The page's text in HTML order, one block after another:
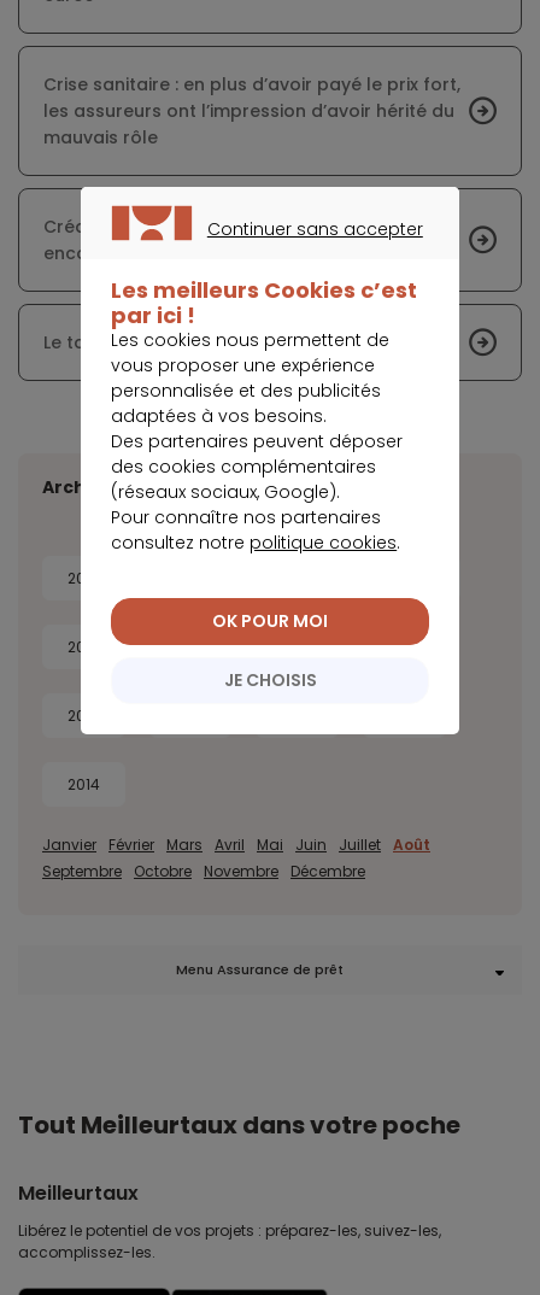
Crise sanitaire : en plus d’avoir payé le prix fort,
les assureurs ont l’impression d’avoir hérité du
mauvais rôle
Crédit immobilier : il est possible d’économiser
encore plus
Le taux immobilier repart à la baisse
Archives
2026
2022 2021 2020 2019
2018
2014
Janvier Février Mars Avril Mai Juin Juillet Août
Septembre
Octobre Novembre Décembre
Menu Assurance de prêt
Tout Meilleurtaux dans votre poche
Meilleurtaux
Libérez le potentiel de vos projets : préparez-les, suivez-les,
accomplissez-les.
Continuer sans accepter
Les meilleurs Cookies c’est
par ici !
Les cookies nous permettent de
vous proposer une expérience
personnalisée et des publicités
adaptées à vos besoins.
Des partenaires peuvent déposer
des cookies complémentaires
(réseaux sociaux, Google).
Pour connaître nos partenaires
consultez notre politique cookies.
JE CHOISIS
OK POUR MOI